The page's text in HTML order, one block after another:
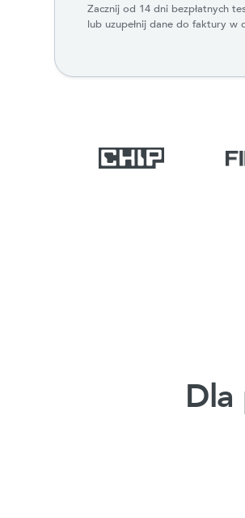
Zacznij od 14 dni bezpłatnych
lub uzupełnij dane do faktury w